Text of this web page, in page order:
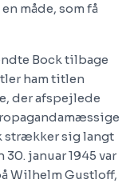
måde, som få
Bock tilbage
ham titlen
der afspejlede
strækker sig langt
januar 1945 var
Wilhelm Gustloff,